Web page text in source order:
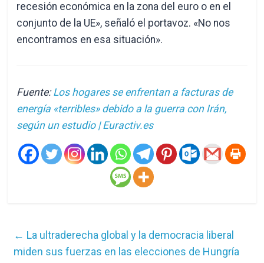
recesión económica en la zona del euro o en el
conjunto de la UE», señaló el portavoz. «No nos
encontramos en esa situación».
Fuente:Los hogares se enfrentan a facturas de
energía «terribles» debido a la guerra con Irán,
según un estudio | Euractiv.es
← La ultraderecha global y la democracia liberal
miden sus fuerzas en las elecciones de Hungría